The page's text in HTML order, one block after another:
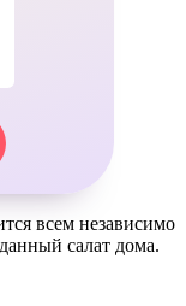
всем независимо
салат дома.